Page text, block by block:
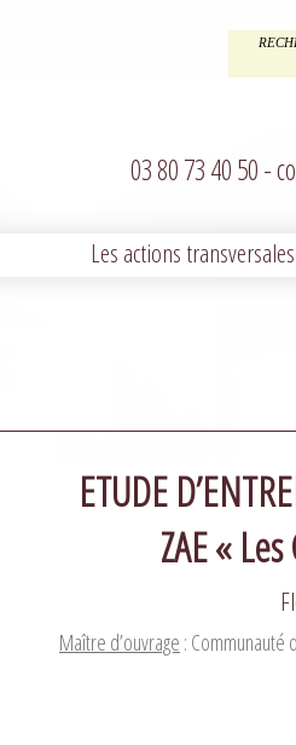
03 80 73 40 50 -
Les actions transversales
ETUDE
ZAE «
Maître d’ouvrage : Communauté